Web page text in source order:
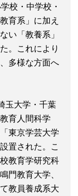
校・中学校・
育系」に加え
い「教養系」
。これにより
多様な方面へ
玉大学・千葉
育人間科学
東京学芸大学
置された。こ
教育学研究科
門教育大学、
教員養成系大